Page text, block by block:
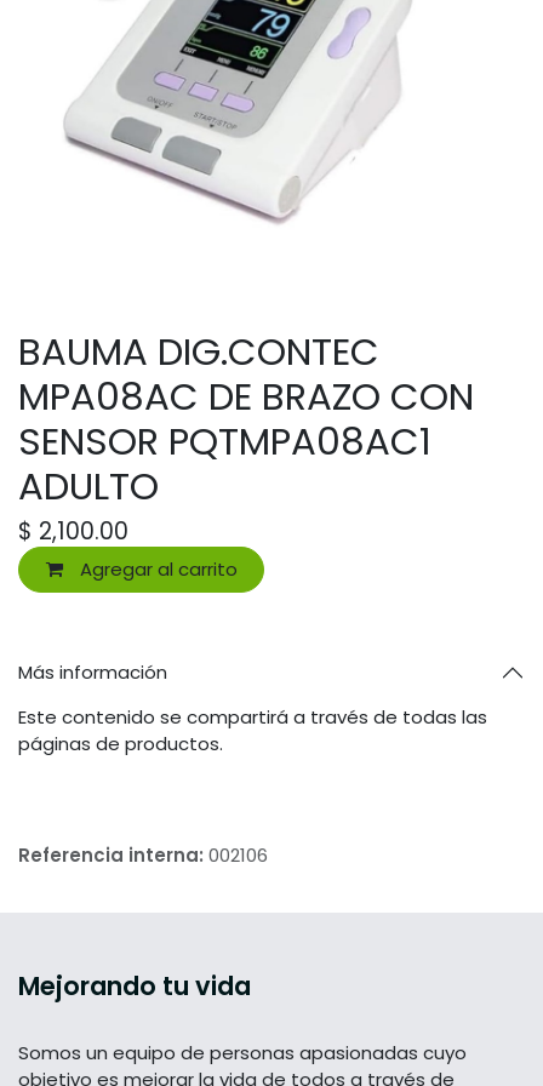
BAUMA DIG.CONTEC
MPA08AC DE BRAZO CON
SENSOR PQTMPA08AC1
ADULTO
$ 2,100.00
Agregar al carrito
Más información
Este contenido se compartirá a través de todas las
páginas de productos.
Referencia interna: 002106
Mejorando tu vida
Somos un equipo de personas apasionadas cuyo
objetivo es mejorar la vida de todos a través de